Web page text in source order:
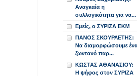
Αναγκαία η
συλλογικότητα για να...
Εμείς, ο ΣΥΡΙΖΑ ΕΚΜ
ΠΑΝΟΣ ΣΚΟΥΡΛΕΤΗΣ:
Να διαμορφώσουμε
ζωντανό παρ...
ΚΩΣΤΑΣ ΑΘΑΝΑΣΙΟΥ:
Η ψήφος στον ΣΥΡΙΖΑ